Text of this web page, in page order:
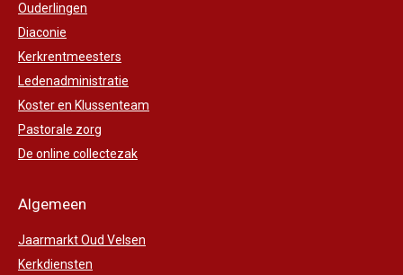
Ouderlingen
Diaconie
Kerkrentmeesters
Ledenadministratie
Koster en Klussenteam
Pastorale zorg
De online collectezak
Algemeen
Jaarmarkt Oud Velsen
Kerkdiensten